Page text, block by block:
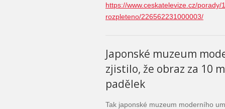
https://www.ceskatelevize.cz/porady/
rozpleteno/226562231000003/
Japonské muzeum
zjistilo, že obraz za 10
padělek
Tak japonské muzeum moderního